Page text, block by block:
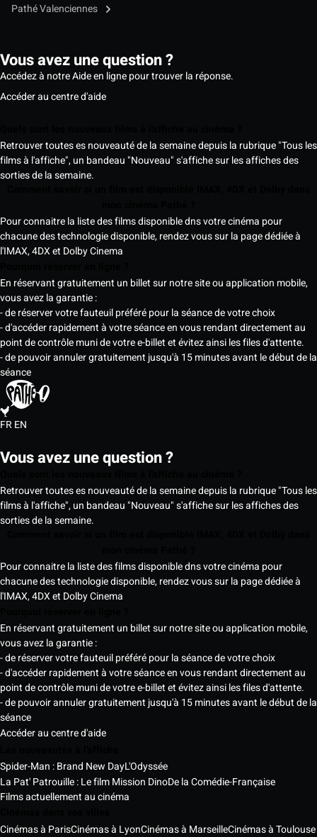
Pathé Valenciennes
Vous avez une question ?
Accédez à notre Aide en ligne pour trouver la réponse.
Accéder au centre d'aide
Retrouver toutes es nouveauté de la semaine depuis la rubrique "Tous les
films à l'affiche", un bandeau "Nouveau" s'affiche sur les affiches des
sorties de la semaine.
Pour connaitre la liste des films disponible dns votre cinéma pour
chacune des technologie disponible, rendez vous sur la page dédiée à
l'IMAX, 4DX et Dolby Cinema
En réservant gratuitement un billet sur notre site ou application mobile,
vous avez la garantie :
- de réserver votre fauteuil préféré pour la séance de votre choix
- d'accéder rapidement à votre séance en vous rendant directement au
point de contrôle muni de votre e-billet et évitez ainsi les files d'attente.
- de pouvoir annuler gratuitement jusqu'à 15 minutes avant le début de la
séance
FREN
Vous avez une question ?
Retrouver toutes es nouveauté de la semaine depuis la rubrique "Tous les
films à l'affiche", un bandeau "Nouveau" s'affiche sur les affiches des
sorties de la semaine.
Pour connaitre la liste des films disponible dns votre cinéma pour
chacune des technologie disponible, rendez vous sur la page dédiée à
l'IMAX, 4DX et Dolby Cinema
En réservant gratuitement un billet sur notre site ou application mobile,
vous avez la garantie :
- de réserver votre fauteuil préféré pour la séance de votre choix
- d'accéder rapidement à votre séance en vous rendant directement au
point de contrôle muni de votre e-billet et évitez ainsi les files d'attente.
- de pouvoir annuler gratuitement jusqu'à 15 minutes avant le début de la
séance
Accéder au centre d'aide
Spider-Man : Brand New DayL'Odyssée
La Pat' Patrouille : Le film Mission DinoDe la Comédie-Française
Films actuellement au cinéma
Cinémas à ParisCinémas à LyonCinémas à MarseilleCinémas à Toulouse